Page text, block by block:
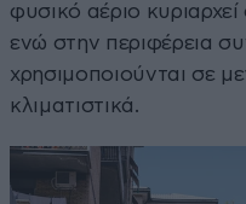
φυσικό αέριο
ενώ στην περιφέρεια
χρησιμοποιούνται σε
κλιματιστικά.